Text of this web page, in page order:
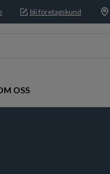
bli företagskund
OSS